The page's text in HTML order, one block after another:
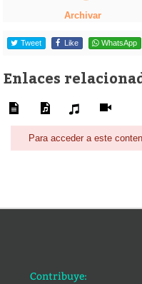
Archivar
Tweet Like WhatsApp
Enlaces
Para acceder a este
Contribuye: